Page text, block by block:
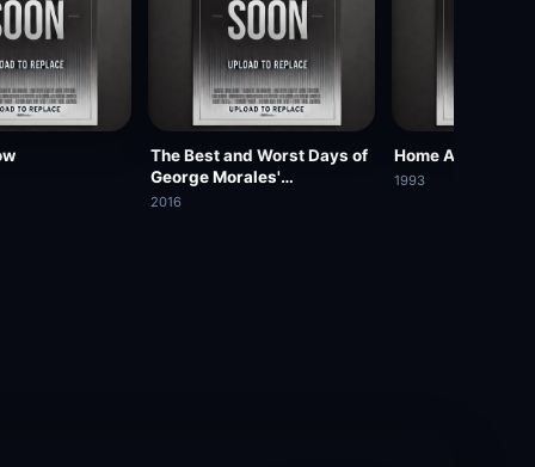
The Best and Worst Days of
George Morales'
Unnaturally Long Life
2016
Home Away from
1993